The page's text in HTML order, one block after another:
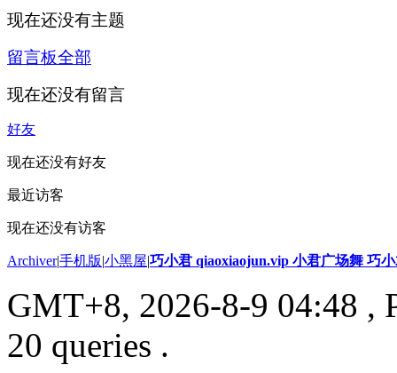
现在还没有主题
留言板全部
现在还没有留言
好友
现在还没有好友
最近访客
现在还没有访客
Archiver|手机版|小黑屋|巧小君 qiaoxiaojun.vip 小君广场舞 巧
GMT+8, 2026-8-9 04:48 ,
20 queries .